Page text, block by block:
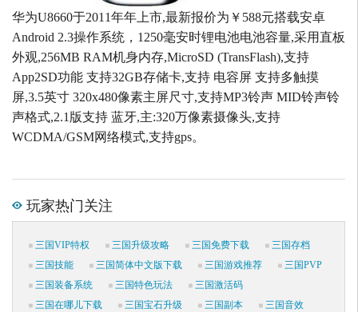
华为U8660于2011年年上市,最新报价为￥588元搭载安卓
Android 2.3操作系统，1250毫安时锂电池电池容量,采用直板
外观,256MB RAM机身内存,MicroSD (TransFlash),支持
App2SD功能 支持32GB存储卡,支持 电容屏 支持多触摸
屏,3.5英寸 320x480像素主屏尺寸,支持MP3铃声 MID铃声铃
声格式,2.1版支持 蓝牙,主:320万像素摄像头,支持
WCDMA/GSM网络模式,支持gps。
玩家热门关注
三国VIP特权 三国升级攻略 三国免费下载
三国存档
三国技能
三国简体中文版下载 三国游戏推荐
三国PVP
三国装备系统
三国特色玩法
三国激活码
三国在哪儿下载
三国宝石升级 三国副本 三国音效